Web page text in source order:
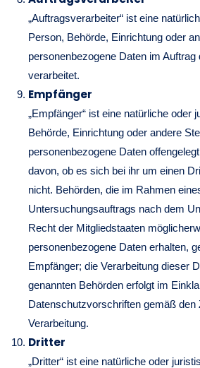
„Auftragsverarbeiter“ ist eine
Person, Behörde, Einrichtung oder
personenbezogene Daten im
verarbeitet.
Empfänger
„Empfänger“ ist eine natürliche oder
Behörde, Einrichtung oder andere
personenbezogene Daten
davon, ob es sich bei ihr um einen
nicht. Behörden, die im Rahmen
Untersuchungsauftrags nach dem
Recht der Mitgliedstaaten
personenbezogene Daten erhalten,
Empfänger; die Verarbeitung dieser
genannten Behörden erfolgt im
Datenschutzvorschriften gemäß den
Verarbeitung.
Dritter
„Dritter“ ist eine natürliche oder